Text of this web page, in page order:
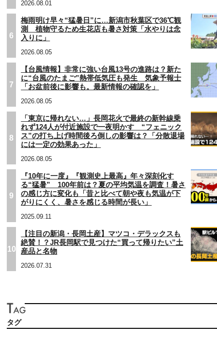
2026.08.01
6
梅雨明け早々“猛暑日”に…新潟市秋葉区で36℃観
測 植物守るため生花店も暑さ対策「水やりは念
入りに」
2026.08.05
7
【台風情報】非常に強い台風13号の進路は？新た
に“台風のたまご”熱帯低気圧も発生 気象予報士
「お盆前後に影響も。最新情報の確認を」
2026.08.05
8
「東京に帰れない…」長岡花火で最終の新幹線乗
れず124人が付近施設で一夜明かす “フェニック
ス”の打ち上げ時間後ろ倒しの影響は？「分散退場
には一定の効果あった」
2026.08.05
9
『10年に一度』『観測史上最高』年々深刻化す
る“猛暑” 100年前は？夏の平均気温を調査！暑さ
の感じ方に変化も「昔と比べて朝や夜も気温が下
がりにくく、暑さを感じる時間が長い」
2025.09.11
10
【注目の新潟・長岡土産】マツコ・デラックスも
絶賛！？JR長岡駅で見つけた“買って帰りたい”土
産品と名物
2026.07.31
タグ